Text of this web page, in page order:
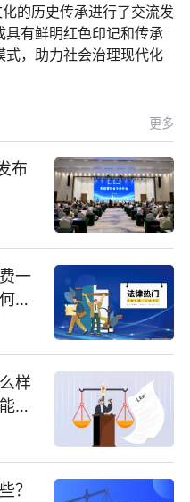
的历史传承进行了交流发
有鲜明红色印记和传承
式，助力社会治理现代化
更多
布
一
算
样
有
？